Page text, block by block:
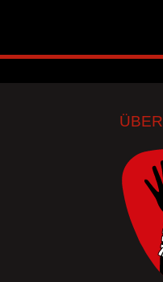
ÜBER